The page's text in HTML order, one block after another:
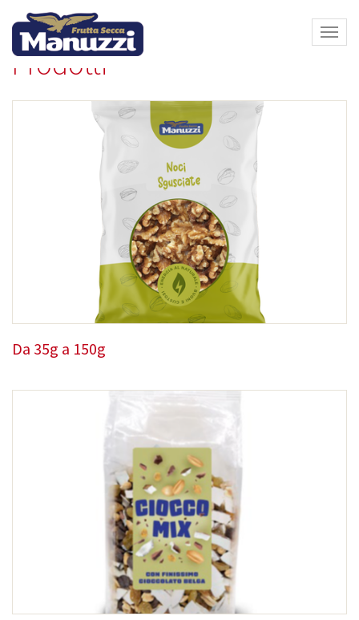
barra
Home
Prodotti
Da 35g a 150g